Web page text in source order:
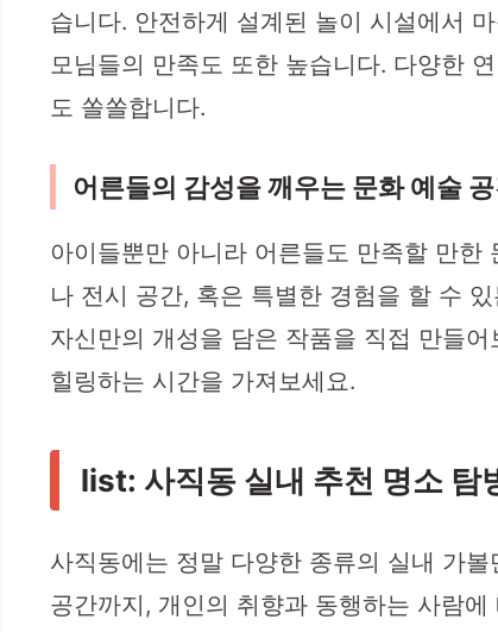
습니다. 안전하게 설계된 놀이 시설에서
모님들의 만족도 또한 높습니다. 다양한
도 쏠쏠합니다.
어른들의 감성을 깨우는 문화 예술
아이들뿐만 아니라 어른들도 만족할 만
나 전시 공간, 혹은 특별한 경험을 할 수
자신만의 개성을 담은 작품을 직접 만들
힐링하는 시간을 가져보세요.
list: 사직동 실내 추천 명소 탐
사직동에는 정말 다양한 종류의 실내 가
공간까지, 개인의 취향과 동행하는 사람